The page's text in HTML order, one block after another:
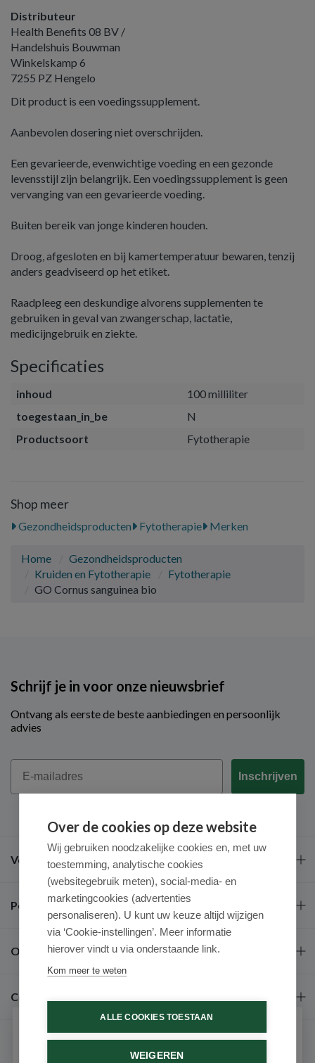
Distributeur
Health Benefits 08 BV /
Handelshuis Bouwman
Winkelskamp 6
7255 PZ Hengelo
Dit product is een voedingssupplement.
Aanbevolen dosering niet overschrijden.
Een gevarieerde, evenwichtige voeding en een gezonde
levensstijl zijn belangrijk. Een voedingssupplement is geen
vervanging van een gevarieerde voeding.
Buiten bereik van jonge kinderen houden.
Droog, afgesloten en bij kamertemperatuur bewaren, tenzij
anders geadviseerd op het etiket.
Raadpleeg een deskundige alvorens supplementen te
gebruiken in geval van zwangerschap, lactatie,
medicijngebruik en ziekte.
Specificaties
inhoud
100 milliliter
toegestaan_in_be
N
Productsoort
Fytotherapie
Shop meer
Gezondheidsproducten Fytotherapie Merken
Home
Gezondheidsproducten
Kruiden en Fytotherapie
Fytotherapie
GO Cornus sanguinea bio
Schrijf je in voor onze nieuwsbrief
Ontvang als eerste de beste aanbiedingen en persoonlijk
advies
Email
Inschrijven
Veel gestelde vragen
Populaire merken
Over ons
Contact
Over de cookies op deze website
Wij gebruiken noodzakelijke cookies en, met uw
toestemming, analytische cookies
(websitegebruik meten), social-media- en
marketingcookies (advertenties
personaliseren). U kunt uw keuze altijd wijzigen
via ‘Cookie-instellingen’. Meer informatie
hierover vindt u via onderstaande link.
Kom meer te weten
ALLE COOKIES TOESTAAN
WEIGEREN
Schrijf je in voor onze nieuwsbrief
Ontvang als eerste de beste aanbiedingen en persoonlijk